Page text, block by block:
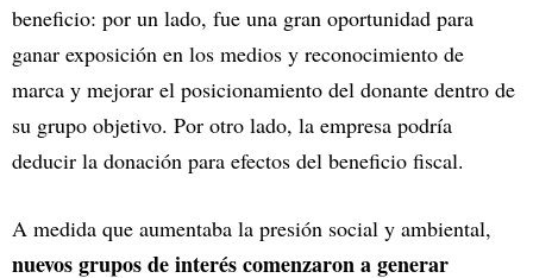
beneficio: por un lado, fue una gran oportunidad para
ganar exposición en los medios y reconocimiento de
marca y mejorar el posicionamiento del donante dentro de
su grupo objetivo. Por otro lado, la empresa podría
deducir la donación para efectos del beneficio fiscal.
A medida que aumentaba la presión social y ambiental,
nuevos grupos de interés comenzaron a generar